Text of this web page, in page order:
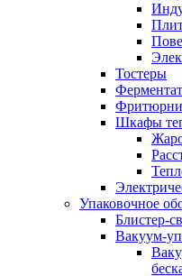
Тостеры
Шкафы
Упаковочное
Блистер-
Вакуум-